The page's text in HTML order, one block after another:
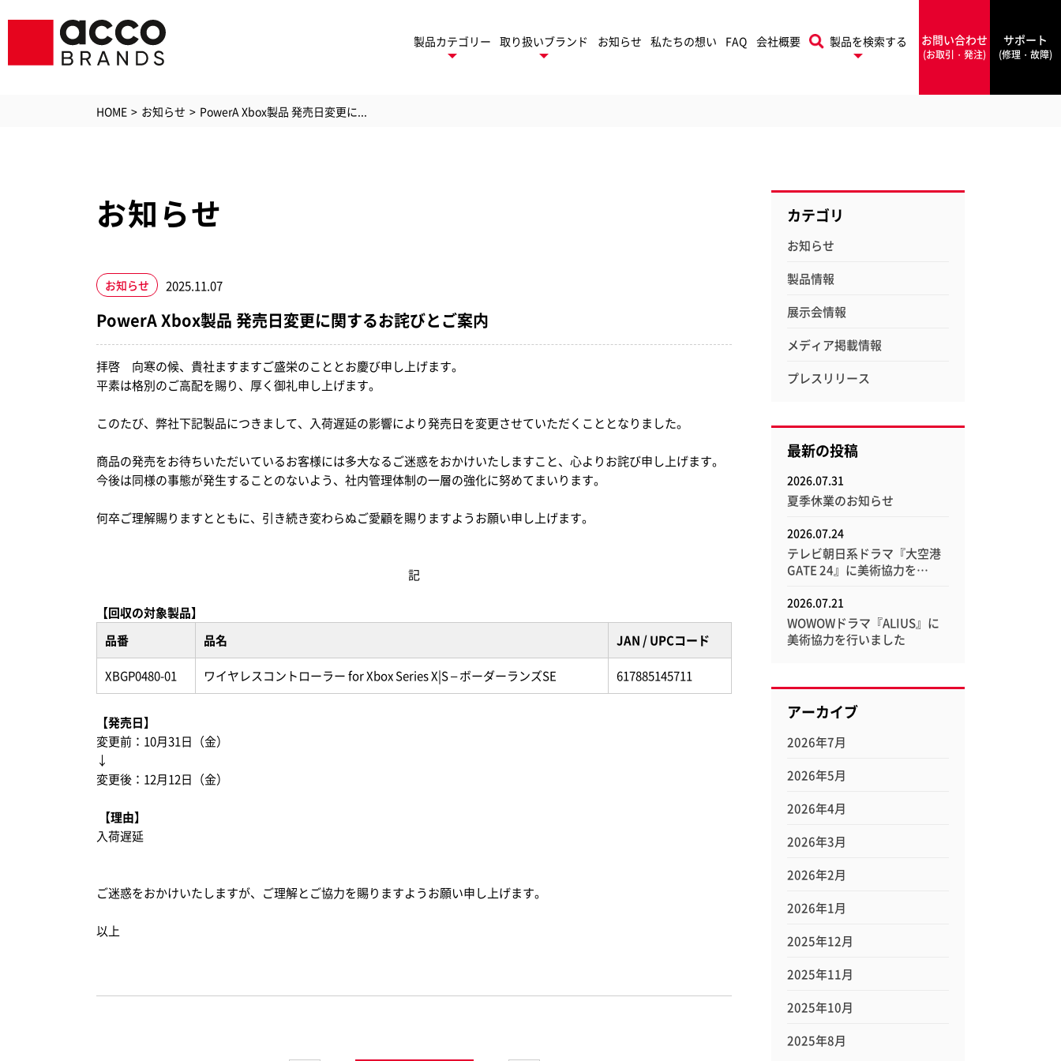
製品カテゴリー
シュレッダ
プリントフィニッシング
ソリューションズ
空気清浄機
アクセサリー
シールメーカー
ステープル針 収納用品 アートマテリアル サプライ消耗品
取り扱いブランド
ジービーシー
Kensington
ケンジントン
Derwent
ダーウェント
Leitz
ライツ
Esselte
エセルテ
Rexel
レクセル
お知らせ 私たちの想い FAQ 会社概要 製品を検索する お問い合わせ
(お取引・発注)
サポート
(修理・故障)
HOME お知らせ PowerA Xbox製品 発売日変更に...
お知らせ
お知らせ 2025.11.07
PowerA Xbox製品 発売日変更に関するお詫びとご案内
拝啓 向寒の候、貴社ますますご盛栄のこととお慶び申し上げます。
平素は格別のご高配を賜り、厚く御礼申し上げます。
このたび、弊社下記製品につきまして、入荷遅延の影響により発売日を変更させていただくこととなりました。
商品の発売をお待ちいただいているお客様には多大なるご迷惑をおかけいたしますこと、心よりお詫び申し上げます。
今後は同様の事態が発生することのないよう、社内管理体制の一層の強化に努めてまいります。
何卒ご理解賜りますとともに、引き続き変わらぬご愛顧を賜りますようお願い申し上げます。
記
【回収の対象製品】
品番
品名 JAN / UPCコード
XBGP0480-01 ワイヤレスコントローラーfor Xbox Series X|S –ボーダーランズSE 617885145711
【発売日】
変更前： 10月31日（金）
↓
変更後： 12月12日（金）
【理由】
入荷遅延
ご迷惑をおかけいたしますが、ご理解とご協力を賜りますようお願い申し上げます。
以上
カテゴリ
お知らせ
製品情報
展示会情報
メディア掲載情報
プレスリリース
最新の投稿
2026.07.31
夏季休業のお知らせ
2026.07.24
テレビ朝日系ドラマ『大空港
GATE 24』に美術協力を…
2026.07.21
WOWOWドラマ『ALIUS』に
美術協力を行いました
アーカイブ
2026年7月
2026年5月
2026年4月
2026年3月
2026年2月
2026年1月
2025年12月
2025年11月
2025年10月
2025年8月